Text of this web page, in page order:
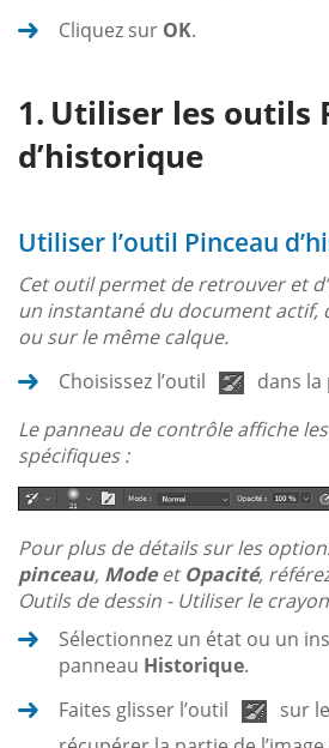
Cliquez sur OK.
Utiliser les outils
d’historique
Utiliser l’outil Pinceau
Cet outil permet de retrouver et
un instantané du document actif,
ou sur le même calque.
Choisissez l’outil
dans la
Le panneau de contrôle affiche
spécifiques :
Pour plus de détails sur les
pinceau, ModeetOpacité,
Outils de dessin - Utiliser le
Sélectionnez un état ou un
panneau Historique.
Faites glisser l’outil
sur